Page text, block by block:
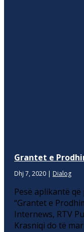
Grantet e
Dhj 7, 2020 | Dialog
Pesë aplikantë
“Grantet e
Internews, RTV
Krasniqi do të